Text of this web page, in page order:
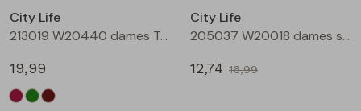
Blouses lange mouw
Sweatshirts
Bermuda's
Lange broek
Jackjes
Jassen
Lange broeken
Lange broeken
Leggings
City Life
213019 W20440 dames T-shirt lm Bruin
19,99
City Life
205037 W20018 dames singlet Aubergine
12,74 16,99